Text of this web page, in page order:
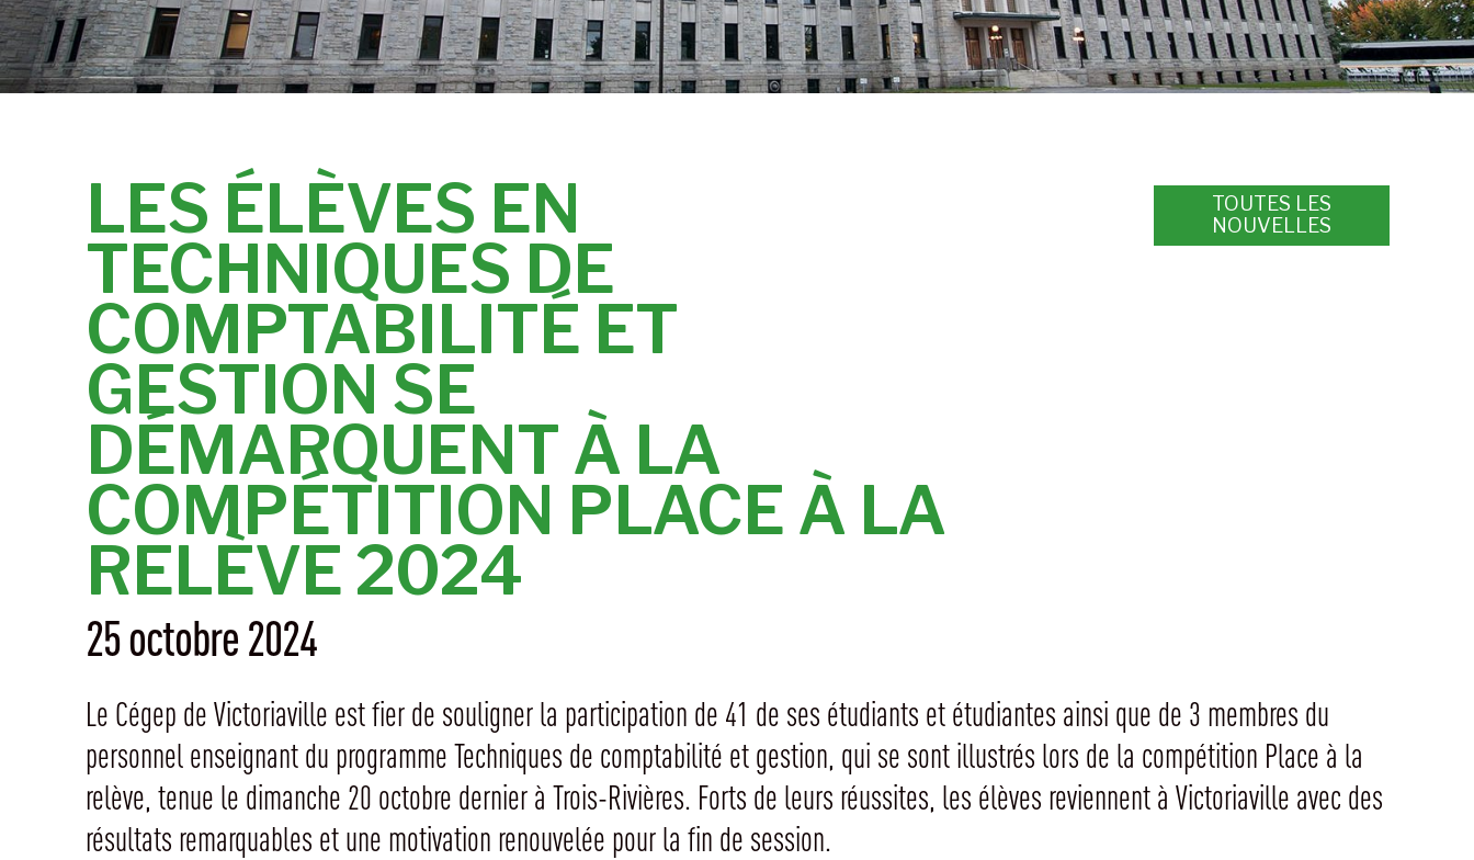
TOUTES LES
NOUVELLES
LES ÉLÈVES EN
TECHNIQUES DE
COMPTABILITÉ ET
GESTION SE
DÉMARQUENT À LA
COMPÉTITION PLACE À LA
RELÈVE 2024
25 octobre 2024
Le Cégep de Victoriaville est fier de souligner la participation de 41 de ses étudiants et étudiantes ainsi que de 3 membres du
personnel enseignant du programme Techniques de comptabilité et gestion, qui se sont illustrés lors de la compétition Place à la
relève, tenue le dimanche 20 octobre dernier à Trois-Rivières. Forts de leurs réussites, les élèves reviennent à Victoriaville avec des
résultats remarquables et une motivation renouvelée pour la fin de session.